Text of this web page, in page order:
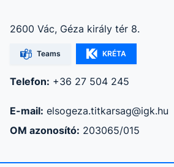
2600 Vác, Géza király tér 8.
Teams KRÉTA
Telefon: +36 27 504 245
E-mail: elsogeza.titkarsag@igk.hu
OM azonosító: 203065/015